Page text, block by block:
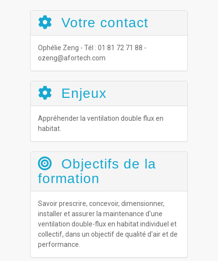
Votre contact
Ophélie Zeng - Tél : 01 81 72 71 88 -
ozeng@afortech.com
Enjeux
Appréhender la ventilation double flux en
habitat.
Objectifs de la
formation
Savoir prescrire, concevoir, dimensionner,
installer et assurer la maintenance d'une
ventilation double-flux en habitat individuel et
collectif, dans un objectif de qualité d'air et de
performance.